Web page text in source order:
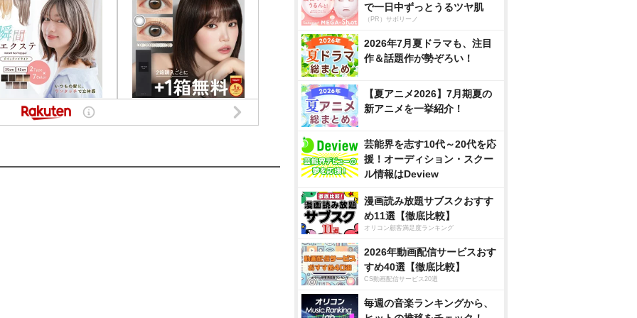
で一日中ずっとうるツヤ肌
（PR）サボリーノ
2026年7月夏ドラマも、注目
作＆話題作が勢ぞろい！
【夏アニメ2026】7月期夏の
新アニメを一挙紹介！
芸能界を志す10代～20代を応
援！オーディション・スクー
ル情報はDeview
漫画読み放題サブスクおすす
め11選【徹底比較】
オリコン顧客満足度ランキング
2026年動画配信サービスおす
すめ40選【徹底比較】
CS動画配信サービス20選
毎週の音楽ランキングから、